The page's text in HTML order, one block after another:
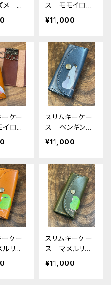
メ ネ
ず
ス モモイロイ
ンコ RedBro
wn レッドブラ
いんこ 栃木レ
ザー
¥11,000
ーケー
ロイ
メ
も
ー
スリムキーケー
ス ペンギン
エンペラー 皇
帝ペンギン ネ
ザー
¥11,000
ーケー
リ
ーン
ャメ
スリムキーケー
ス マメルリ
ハ グリーン
Green まめる
¥11,000